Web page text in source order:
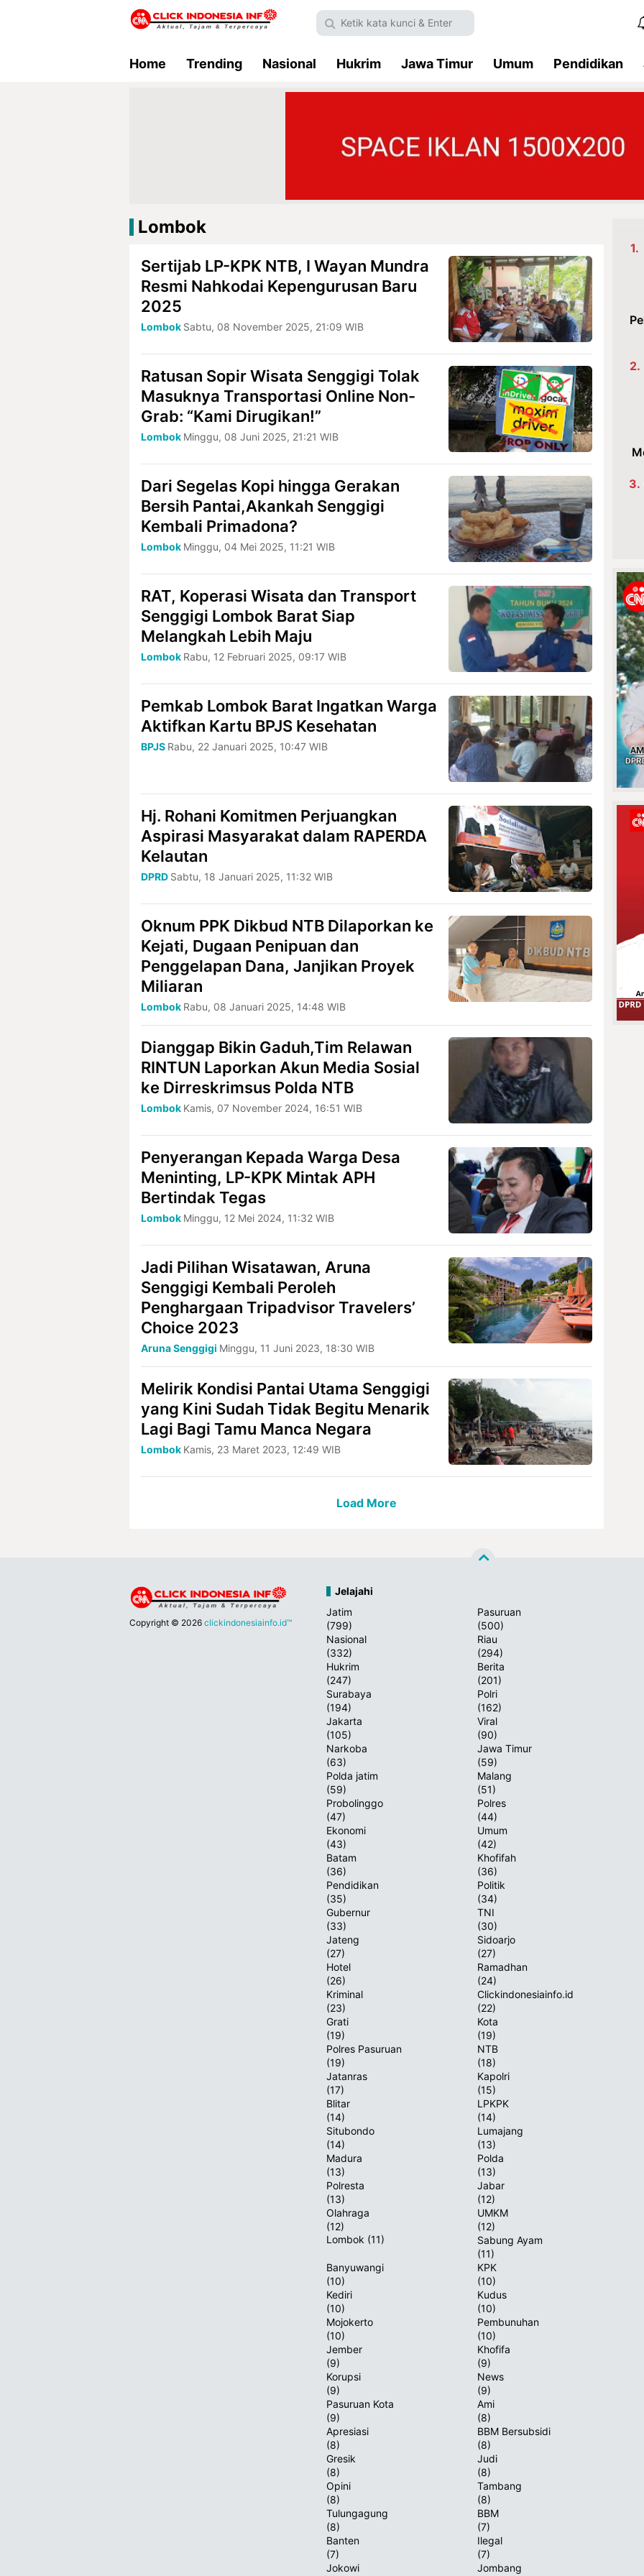
Home Trending Nasional Hukrim Jawa Timur Umum Pendidikan
Lombok
Sertijab LP-KPK NTB, I Wayan Mundra
Resmi Nahkodai Kepengurusan Baru
2025
Lombok Sabtu, 08 November 2025, 21:09 WIB
Ratusan Sopir Wisata Senggigi Tolak
Masuknya Transportasi Online Non-
Grab: “Kami Dirugikan!”
Lombok Minggu, 08 Juni 2025, 21:21 WIB
Dari Segelas Kopi hingga Gerakan
Bersih Pantai,Akankah Senggigi
Kembali Primadona?
Lombok Minggu, 04 Mei 2025, 11:21 WIB
RAT, Koperasi Wisata dan Transport
Senggigi Lombok Barat Siap
Melangkah Lebih Maju
Lombok Rabu, 12 Februari 2025, 09:17 WIB
Pemkab Lombok Barat Ingatkan Warga
Aktifkan Kartu BPJS Kesehatan
BPJS Rabu, 22 Januari 2025, 10:47 WIB
Hj. Rohani Komitmen Perjuangkan
Aspirasi Masyarakat dalam RAPERDA
Kelautan
DPRD Sabtu, 18 Januari 2025, 11:32 WIB
Oknum PPK Dikbud NTB Dilaporkan ke
Kejati, Dugaan Penipuan dan
Penggelapan Dana, Janjikan Proyek
Miliaran
Lombok Rabu, 08 Januari 2025, 14:48 WIB
Dianggap Bikin Gaduh,Tim Relawan
RINTUN Laporkan Akun Media Sosial
ke Dirreskrimsus Polda NTB
Lombok Kamis, 07 November 2024, 16:51 WIB
Penyerangan Kepada Warga Desa
Meninting, LP-KPK Mintak APH
Bertindak Tegas
Lombok Minggu, 12 Mei 2024, 11:32 WIB
Jadi Pilihan Wisatawan, Aruna
Senggigi Kembali Peroleh
Penghargaan Tripadvisor Travelers’
Choice 2023
Aruna Senggigi Minggu, 11 Juni 2023, 18:30 WIB
Melirik Kondisi Pantai Utama Senggigi
yang Kini Sudah Tidak Begitu Menarik
Lagi Bagi Tamu Manca Negara
Lombok Kamis, 23 Maret 2023, 12:49 WIB
Load More
Copyright © 2026 clickindonesiainfo.id™
Jelajahi
Jatim
(799)
Pasuruan
(500)
Nasional
(332)
Riau
(294)
Hukrim
(247)
Berita
(201)
Surabaya
(194)
Polri
(162)
Jakarta
(105)
Viral
(90)
Narkoba
(63)
Jawa Timur
(59)
Polda jatim
(59)
Malang
(51)
Probolinggo
(47)
Polres
(44)
Ekonomi
(43)
Umum
(42)
Batam
(36)
Khofifah
(36)
Pendidikan
(35)
Politik
(34)
Gubernur
(33)
TNI
(30)
Jateng
(27)
Sidoarjo
(27)
Hotel
(26)
Ramadhan
(24)
Kriminal
(23)
Clickindonesiainfo.id
(22)
Grati
(19)
Kota
(19)
Polres Pasuruan
(19)
NTB
(18)
Jatanras
(17)
Kapolri
(15)
Blitar
(14)
LPKPK
(14)
Situbondo
(14)
Lumajang
(13)
Madura
(13)
Polda
(13)
Polresta
(13)
Jabar
(12)
Olahraga
(12)
UMKM
(12)
Lombok (11)
Sabung Ayam
(11)
Banyuwangi
(10)
KPK
(10)
Kediri
(10)
Kudus
(10)
Mojokerto
(10)
Pembunuhan
(10)
Jember
(9)
Khofifa
(9)
Korupsi
(9)
News
(9)
Pasuruan Kota
(9)
Ami
(8)
Apresiasi
(8)
BBM Bersubsidi
(8)
Gresik
(8)
Judi
(8)
Opini
(8)
Tambang
(8)
Tulungagung
(8)
BBM
(7)
Banten
(7)
Ilegal
(7)
Jokowi
Jombang